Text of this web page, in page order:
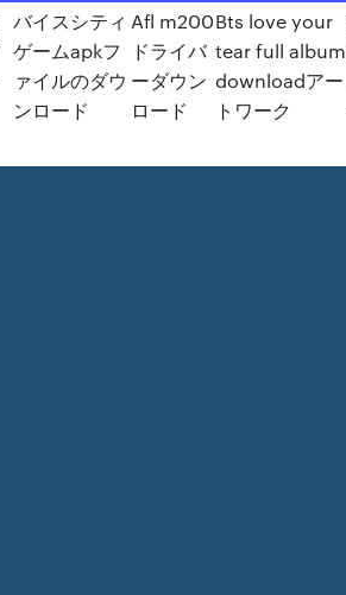
バイスシティ
ゲームapkフ
ァイルのダウ
ンロード
Afl m200
ドライバ
ーダウン
ロード
Bts love your
tear full album
downloadアー
トワーク